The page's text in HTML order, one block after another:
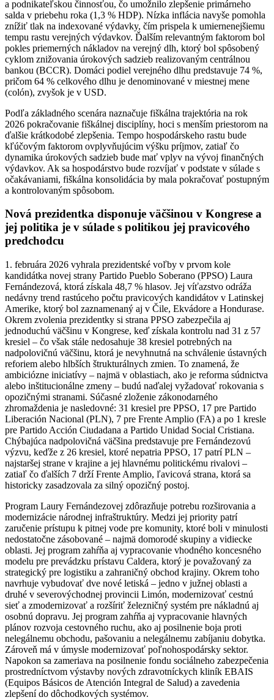
a podnikateľskou činnosťou, čo umožnilo zlepšenie primárneho
salda v priebehu roka (1,3 % HDP). Nízka inflácia navyše pomohla
znížiť tlak na indexované výdavky, čím prispela k umiernenejšiemu
tempu rastu verejných výdavkov. Ďalším relevantným faktorom bol
pokles priemerných nákladov na verejný dlh, ktorý bol spôsobený
cyklom znižovania úrokových sadzieb realizovaným centrálnou
bankou (BCCR). Domáci podiel verejného dlhu predstavuje 74 %,
pričom 64 % celkového dlhu je denominované v miestnej mene
(colón), zvyšok je v USD.
Podľa základného scenára naznačuje fiškálna trajektória na rok
2026 pokračovanie fiškálnej disciplíny, hoci s menším priestorom na
ďalšie krátkodobé zlepšenia. Tempo hospodárskeho rastu bude
kľúčovým faktorom ovplyvňujúcim výšku príjmov, zatiaľ čo
dynamika úrokových sadzieb bude mať vplyv na vývoj finančných
výdavkov. Ak sa hospodárstvo bude rozvíjať v podstate v súlade s
očakávaniami, fiškálna konsolidácia by mala pokračovať postupným
a kontrolovaným spôsobom.
Nová prezidentka disponuje väčšinou v Kongrese a
jej politika je v súlade s politikou jej pravicového
predchodcu
1. februára 2026 vyhrala prezidentské voľby v prvom kole
kandidátka novej strany Partido Pueblo Soberano (PPSO) Laura
Fernándezová, ktorá získala 48,7 % hlasov. Jej víťazstvo odráža
nedávny trend rastúceho počtu pravicových kandidátov v Latinskej
Amerike, ktorý bol zaznamenaný aj v Čile, Ekvádore a Hondurase.
Okrem zvolenia prezidentky si strana PPSO zabezpečila aj
jednoduchú väčšinu v Kongrese, keď získala kontrolu nad 31 z 57
kresiel – čo však stále nedosahuje 38 kresiel potrebných na
nadpolovičnú väčšinu, ktorá je nevyhnutná na schválenie ústavných
reforiem alebo hlbších štrukturálnych zmien. To znamená, že
ambiciózne iniciatívy – najmä v oblastiach, ako je reforma súdnictva
alebo inštitucionálne zmeny – budú naďalej vyžadovať rokovania s
opozičnými stranami. Súčasné zloženie zákonodarného
zhromaždenia je nasledovné: 31 kresiel pre PPSO, 17 pre Partido
Liberación Nacional (PLN), 7 pre Frente Amplio (FA) a po 1 kresle
pre Partido Acción Ciudadana a Partido Unidad Social Cristiana.
Chýbajúca nadpolovičná väčšina predstavuje pre Fernándezovú
výzvu, keďže z 26 kresiel, ktoré nepatria PPSO, 17 patrí PLN –
najstaršej strane v krajine a jej hlavnému politickému rivalovi –
zatiaľ čo ďalších 7 drží Frente Amplio, ľavicová strana, ktorá sa
historicky zasadzovala za silný opozičný postoj.
Program Laury Fernándezovej zdôrazňuje potrebu rozširovania a
modernizácie národnej infraštruktúry. Medzi jej priority patrí
zaručenie prístupu k pitnej vode pre komunity, ktoré boli v minulosti
nedostatočne zásobované – najmä domorodé skupiny a vidiecke
oblasti. Jej program zahŕňa aj vypracovanie vhodného koncesného
modelu pre prevádzku prístavu Caldera, ktorý je považovaný za
strategický pre logistiku a zahraničný obchod krajiny. Okrem toho
navrhuje vybudovať dve nové letiská – jedno v južnej oblasti a
druhé v severovýchodnej provincii Limón, modernizovať cestnú
sieť a zmodernizovať a rozšíriť železničný systém pre nákladnú aj
osobnú dopravu. Jej program zahŕňa aj vypracovanie hlavných
plánov rozvoja cestovného ruchu, ako aj posilnenie boja proti
nelegálnemu obchodu, pašovaniu a nelegálnemu zabíjaniu dobytka.
Zároveň má v úmysle modernizovať poľnohospodársky sektor.
Napokon sa zameriava na posilnenie fondu sociálneho zabezpečenia
prostredníctvom výstavby nových zdravotníckych kliník EBAIS
(Equipos Básicos de Atención Integral de Salud) a zavedenia
zlepšení do dôchodkových systémov.